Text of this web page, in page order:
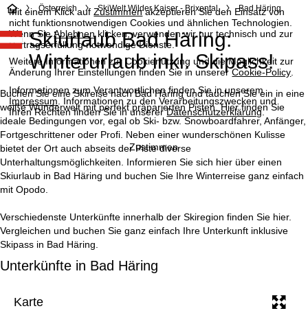
Mit einem Klick aufZustimmenakzeptieren Sie den Einsatz von
nicht funktionsnotwendigen Cookies und ähnlichen Technologien.
Wenn SieAblehnenklicken, verwenden wir nur technisch und zur
Vertragserfüllung notwendige Dienste.
Weitere Informationen zur Cookienutzung und die Möglichkeit zur
Änderung Ihrer Einstellungen finden Sie in unsererCookie-Policy
Informationen zum Verantwortlichen finden Sie in unserem
Impressum . Informationen zu den Verarbeitungszwecken und
Ihren Rechten finden Sie in unsererDatenschutzerklärung.
Zustimmen
S
t
a
r
t
s
e
t
e
Österreich SkiWelt Wilder Kaiser - Brixental Bad Häring
Skiurlaub Bad Häring:
Winterurlaub inkl. Skipass!
Buchen Sie eine Skireise nach Bad Häring und tauchen Sie ein in eine
weiße Wunderwelt mit perfekt präparierten Pisten. Hier finden Sie
ideale Bedingungen vor, egal ob Ski- bzw. Snowboardfahrer, Anfänger,
Fortgeschrittener oder Profi. Neben einer wunderschönen Kulisse
bietet der Ort auch abseits der Piste diverse
Unterhaltungsmöglichkeiten. Informieren Sie sich hier über einen
Skiurlaub in Bad Häring und buchen Sie Ihre Winterreise ganz einfach
mit Opodo.
Verschiedenste Unterkünfte innerhalb der Skiregion finden Sie hier.
Vergleichen und buchen Sie ganz einfach Ihre Unterkunft inklusive
Skipass in Bad Häring.
Unterkünfte in Bad Häring
Karte